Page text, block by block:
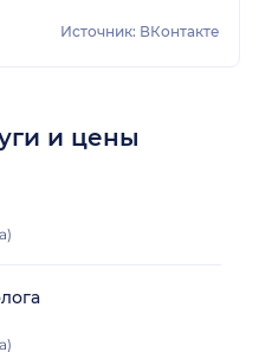
Источник: ВКонтакте
и цены